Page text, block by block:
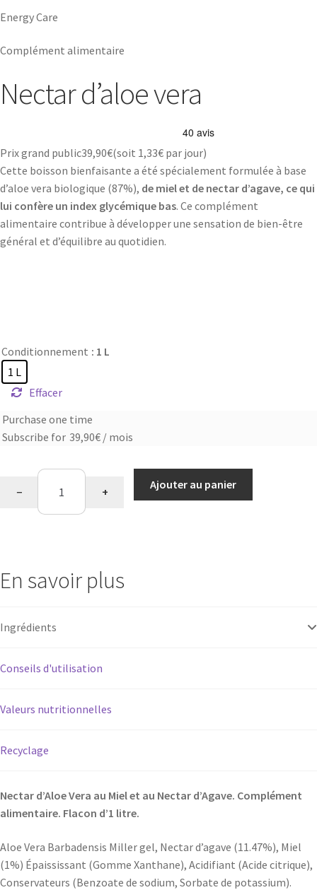
Energy Care
Complément alimentaire
Nectar d’aloe vera
Prix grand public39,90€(soit 1,33€ par jour)
Cette boisson bienfaisante a été spécialement formulée à base
d’aloe vera biologique (87%), de miel et de nectar d’agave, ce qui
lui confère un index glycémique bas. Ce complément
alimentaire contribue à développer une sensation de bien-être
général et d’équilibre au quotidien.
Conditionnement : 1 L
1 L
Effacer
Choose
purchase
Purchase one time
Subscribe for 39,90€ / mois
quantité
− +
Ajouter au panier
En savoir plus
Ingrédients
Conseils d'utilisation
Valeurs nutritionnelles
Recyclage
Nectar d’Aloe Vera au Miel et au Nectar d’Agave. Complément
alimentaire. Flacon d’1 litre.
Aloe Vera Barbadensis Miller gel, Nectar d’agave (11.47%), Miel
(1%) Épaississant (Gomme Xanthane), Acidifiant (Acide citrique),
Conservateurs (Benzoate de sodium, Sorbate de potassium).